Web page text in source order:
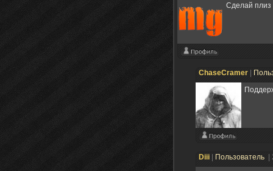
Сделай плиз
ChaseCramer
Diii Пользователь